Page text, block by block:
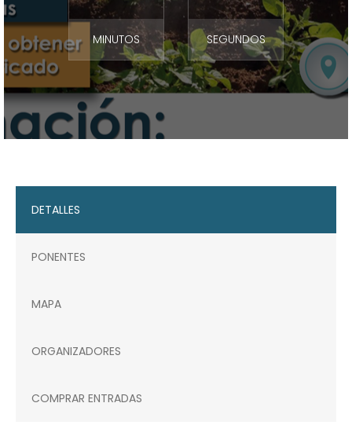
MINUTOS SEGUNDOS
DETALLES
PONENTES
MAPA
ORGANIZADORES
COMPRAR ENTRADAS